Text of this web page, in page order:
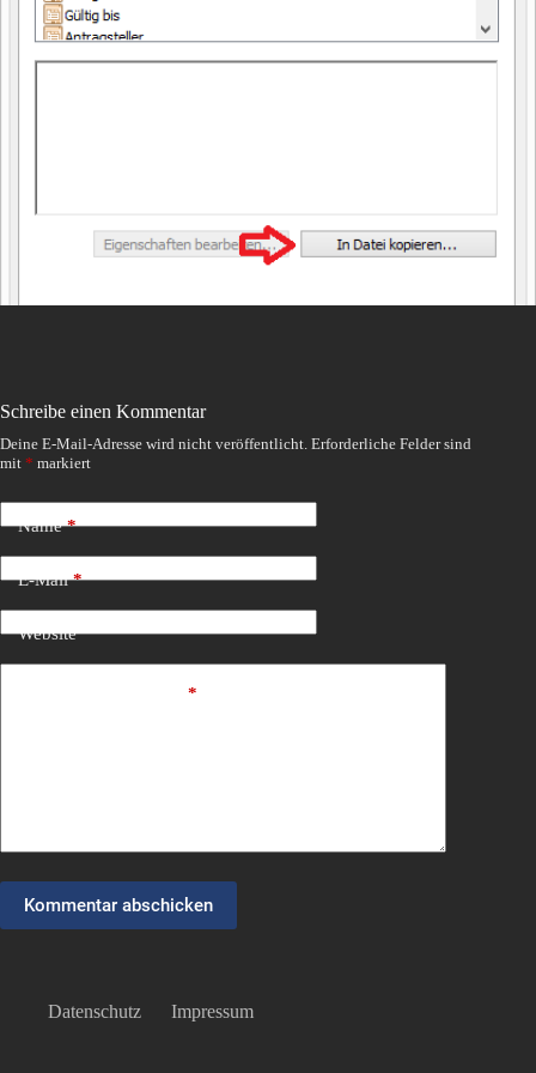
Schreibe einen Kommentar
Deine E-Mail-Adresse wird nicht veröffentlicht. Erforderliche Felder sind
mit * markiert
Name*
E-Mail*
Website
*
Kommentar abschicken
Datenschutz Impressum